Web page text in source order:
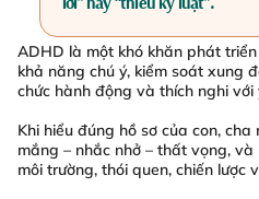
ADHD là một khó khăn phát
khả năng chú ý, kiểm soát xung
chức hành động và thích nghi
Khi hiểu đúng hồ sơ của con,
mắng – nhắc nhở – thất vọng,
môi trường, thói quen, chiến lược